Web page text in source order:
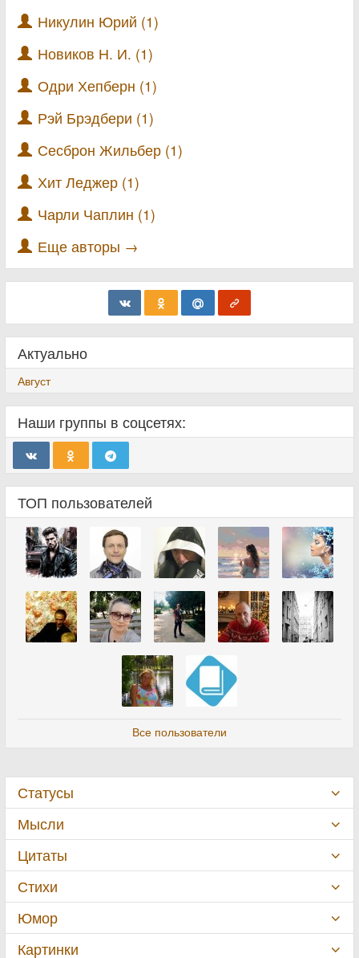
Никулин Юрий (1)
Новиков Н. И. (1)
Одри Хепберн (1)
Рэй Брэдбери (1)
Сесброн Жильбер (1)
Хит Леджер (1)
Чарли Чаплин (1)
Еще авторы →
Актуально
Август
Наши группы в соцсетях:
ТОП пользователей
Все пользователи
Статусы
Мысли
Цитаты
Стихи
Юмор
Картинки